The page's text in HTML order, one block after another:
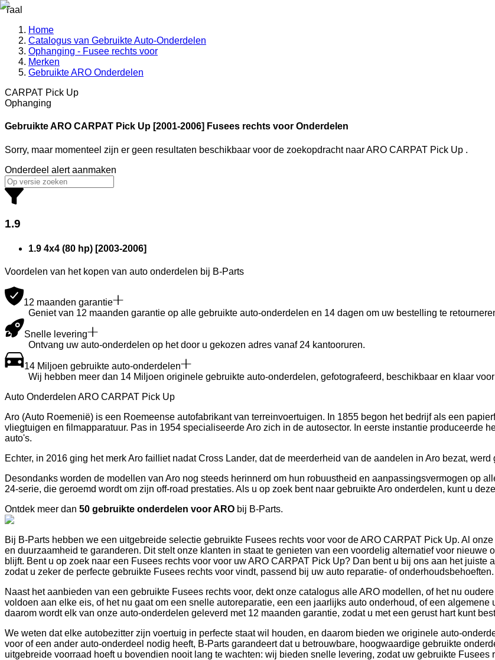
Taal
Home
Catalogus van Gebruikte Auto-Onderdelen
Ophanging - Fusee rechts voor
Merken
Gebruikte ARO Onderdelen
CARPAT Pick Up
Ophanging
Gebruikte ARO CARPAT Pick Up [2001-2006] Fusees rechts voor Onderdelen
Sorry, maar momenteel zijn er geen resultaten beschikbaar voor de zoekopdracht naarARO CARPAT Pick Up .
Onderdeel alert aanmaken
1.9
1.9 4x4 (80 hp) [2003-2006]
Voordelen van het kopen van auto onderdelen bij B-Parts
12 maanden garantie
Geniet van 12 maanden garantie op alle gebruikte auto-onderdelen en 14 dagen om uw bestelling te
Snelle levering
Ontvang uw auto-onderdelen op het door u gekozen adres vanaf 24 kantooruren.
14 Miljoen gebruikte auto-onderdelen
Wij hebben meer dan 14 Miljoen originele gebruikte auto-onderdelen, gefotografeerd, beschikbaar en klaar
Auto Onderdelen ARO CARPAT Pick Up
Aro (Auto Roemenië) is een Roemeense autofabrikant van terreinvoertuigen. In 1855 begon het bedrijf als een
vliegtuigen en filmapparatuur. Pas in 1954 specialiseerde Aro zich in de autosector. In eerste instantie produceerde
auto's.
Echter, in 2016 ging het merk Aro failliet nadat Cross Lander, dat de meerderheid van de aandelen in Aro bezat, werd
Desondanks worden de modellen van Aro nog steeds herinnerd om hun robuustheid en aanpassingsvermogen op
24-serie, die geroemd wordt om zijn off-road prestaties. Als u op zoek bent naar gebruikte Aro onderdelen, kunt u
Ontdek meer dan 50 gebruikte onderdelen voor ARO bij B-Parts.
Bij B-Parts hebben we een uitgebreide selectie gebruikte Fusees rechts voor voor de ARO CARPAT Pick Up. Al
en duurzaamheid te garanderen. Dit stelt onze klanten in staat te genieten van een voordelig alternatief voor
blijft. Bent u op zoek naar een Fusees rechts voor voor uw ARO CARPAT Pick Up? Dan bent u bij ons aan het
zodat u zeker de perfecte gebruikte Fusees rechts voor vindt, passend bij uw auto reparatie- of onderhoudsbehoeften.
Naast het aanbieden van een gebruikte Fusees rechts voor, dekt onze catalogus alle ARO modellen, of het nu
voldoen aan elke eis, of het nu gaat om een snelle autoreparatie, een een jaarlijks auto onderhoud, of een
daarom wordt elk van onze auto-onderdelen geleverd met 12 maanden garantie, zodat u met een gerust hart kunt
We weten dat elke autobezitter zijn voertuig in perfecte staat wil houden, en daarom bieden we originele auto-
voor of een ander auto-onderdeel nodig heeft, B-Parts garandeert dat u betrouwbare, hoogwaardige gebruikte
uitgebreide voorraad hoeft u bovendien nooit lang te wachten: wij bieden snelle levering, zodat uw gebruikte